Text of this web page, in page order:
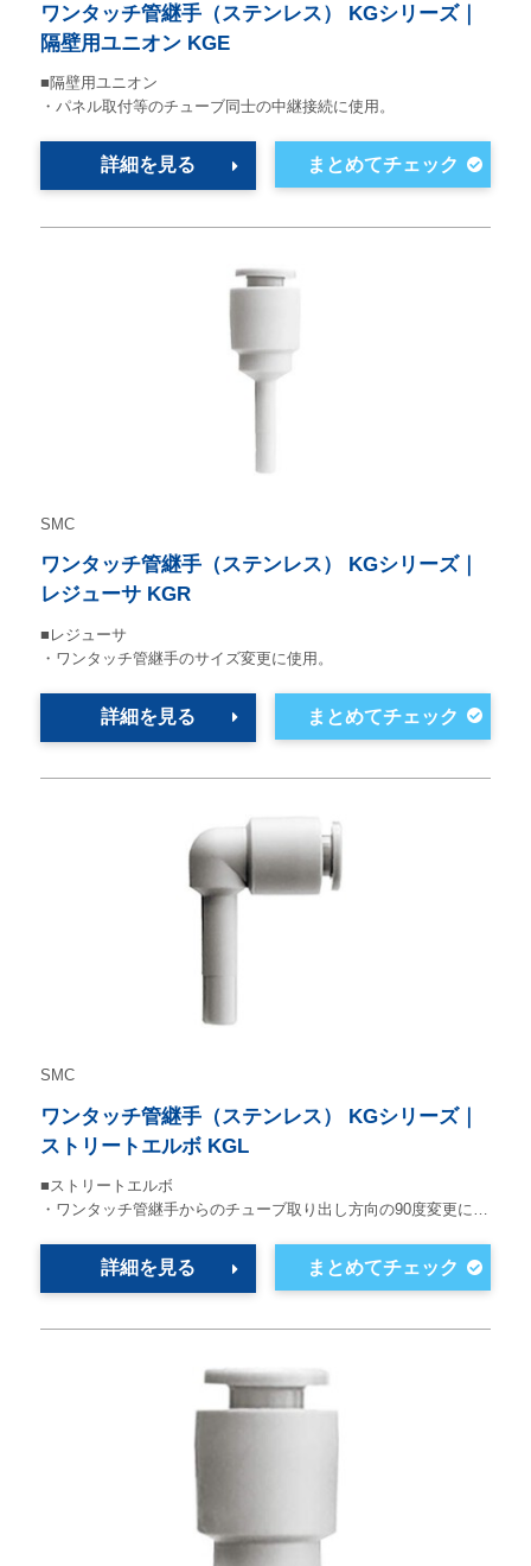
ワンタッチ管継手（ステンレス） KGシリーズ｜
隔壁用ユニオン KGE
■隔壁用ユニオン
・パネル取付等のチューブ同士の中継接続に使用。
詳細を見る
SMC
ワンタッチ管継手（ステンレス） KGシリーズ｜
レジューサ KGR
■レジューサ
・ワンタッチ管継手のサイズ変更に使用。
詳細を見る
SMC
ワンタッチ管継手（ステンレス） KGシリーズ｜
ストリートエルボ KGL
■ストリートエルボ
・ワンタッチ管継手からのチューブ取り出し方向の90度変更に…
詳細を見る